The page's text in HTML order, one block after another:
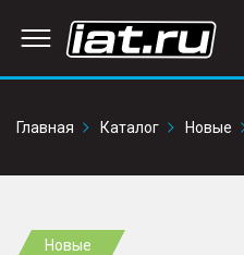
Главная
Каталог Новые
Новые